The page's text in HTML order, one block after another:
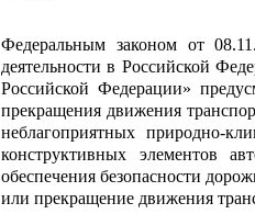
Федеральным законом от
деятельности в Российской
Российской Федерации»
прекращения движения
неблагоприятных природно-
конструктивных элементов
обеспечения безопасности
или прекращение движения